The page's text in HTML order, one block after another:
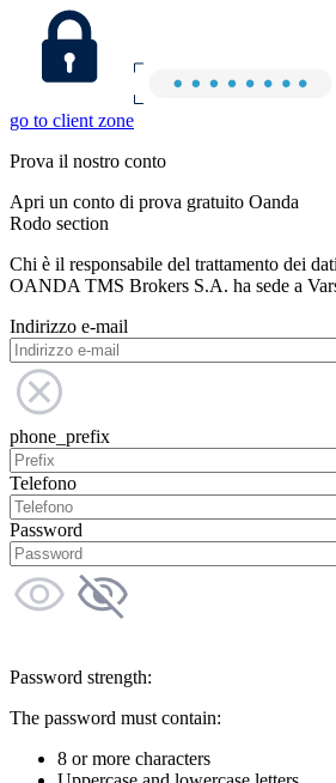
go to client zone
Prova il nostro conto
Apri un conto di prova gratuito Oanda
Rodo section
Chi è il responsabile del trattamento dei
OANDA TMS Brokers S.A. ha sede a
Indirizzo e-mail
phone_prefix
Telefono
Password
Password strength:
The password must contain:
8 or more characters